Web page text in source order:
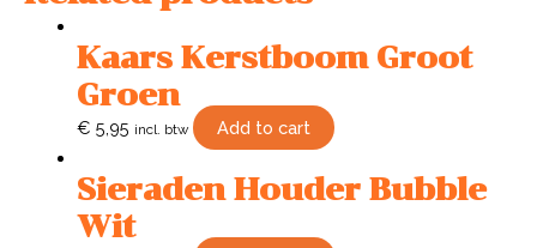
Kaars Kerstboom Groot
Groen
€ 5,95 incl. btw Add to cart
Sieraden Houder Bubble
Wit